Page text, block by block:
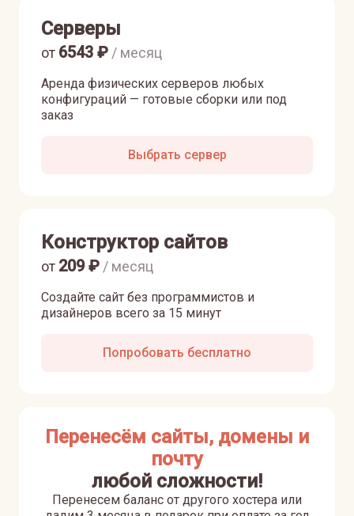
Серверы
Аренда физических серверов любых
конфигураций — готовые сборки или под
заказ
от 6543 ₽ / месяц
Выбрать сервер
Конструктор сайтов
Создайте сайт без программистов и
дизайнеров всего за 15 минут
от 209₽ / месяц
Попробовать бесплатно
Перенесём сайты, домены и
почту
любой сложности!
Перенесем баланс от другого хостера или